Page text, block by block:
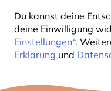
Du kannst deine
deine Einwilligung
Einstellungen“.
Erklärung und